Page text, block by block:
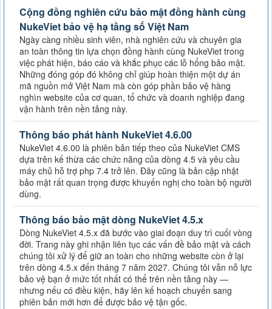
Cộng đồng nghiên cứu bảo mật đồng hành cùng
NukeViet bảo vệ hạ tầng số Việt Nam
Ngày càng nhiều sinh viên, nhà nghiên cứu và chuyên gia
an toàn thông tin lựa chọn đồng hành cùng NukeViet trong
việc phát hiện, báo cáo và khắc phục các lỗ hổng bảo mật.
Những đóng góp đó không chỉ giúp hoàn thiện một dự án
mã nguồn mở Việt Nam mà còn góp phần bảo vệ hàng
nghìn website của cơ quan, tổ chức và doanh nghiệp đang
vận hành trên nền tảng này.
Thông báo phát hành NukeViet 4.6.00
NukeViet 4.6.00 là phiên bản tiếp theo của NukeViet CMS
dựa trên kế thừa các chức năng của dòng 4.5 và yêu cầu
máy chủ hỗ trợ php 7.4 trở lên. Đây cũng là bản cập nhật
bảo mật rất quan trọng được khuyến nghị cho toàn bộ người
dùng.
Thông báo bảo mật dòng NukeViet 4.5.x
Dòng NukeViet 4.5.x đã bước vào giai đoạn duy trì cuối vòng
đời. Trang này ghi nhận liên tục các vấn đề bảo mật và cách
chúng tôi xử lý để giữ an toàn cho những website còn ở lại
trên dòng 4.5.x đến tháng 7 năm 2027. Chúng tôi vẫn nỗ lực
bảo vệ bạn ở mức tốt nhất có thể trên nền tảng này —
nhưng nếu có điều kiện, hãy lên kế hoạch chuyển sang
phiên bản mới hơn để được bảo vệ tận gốc.